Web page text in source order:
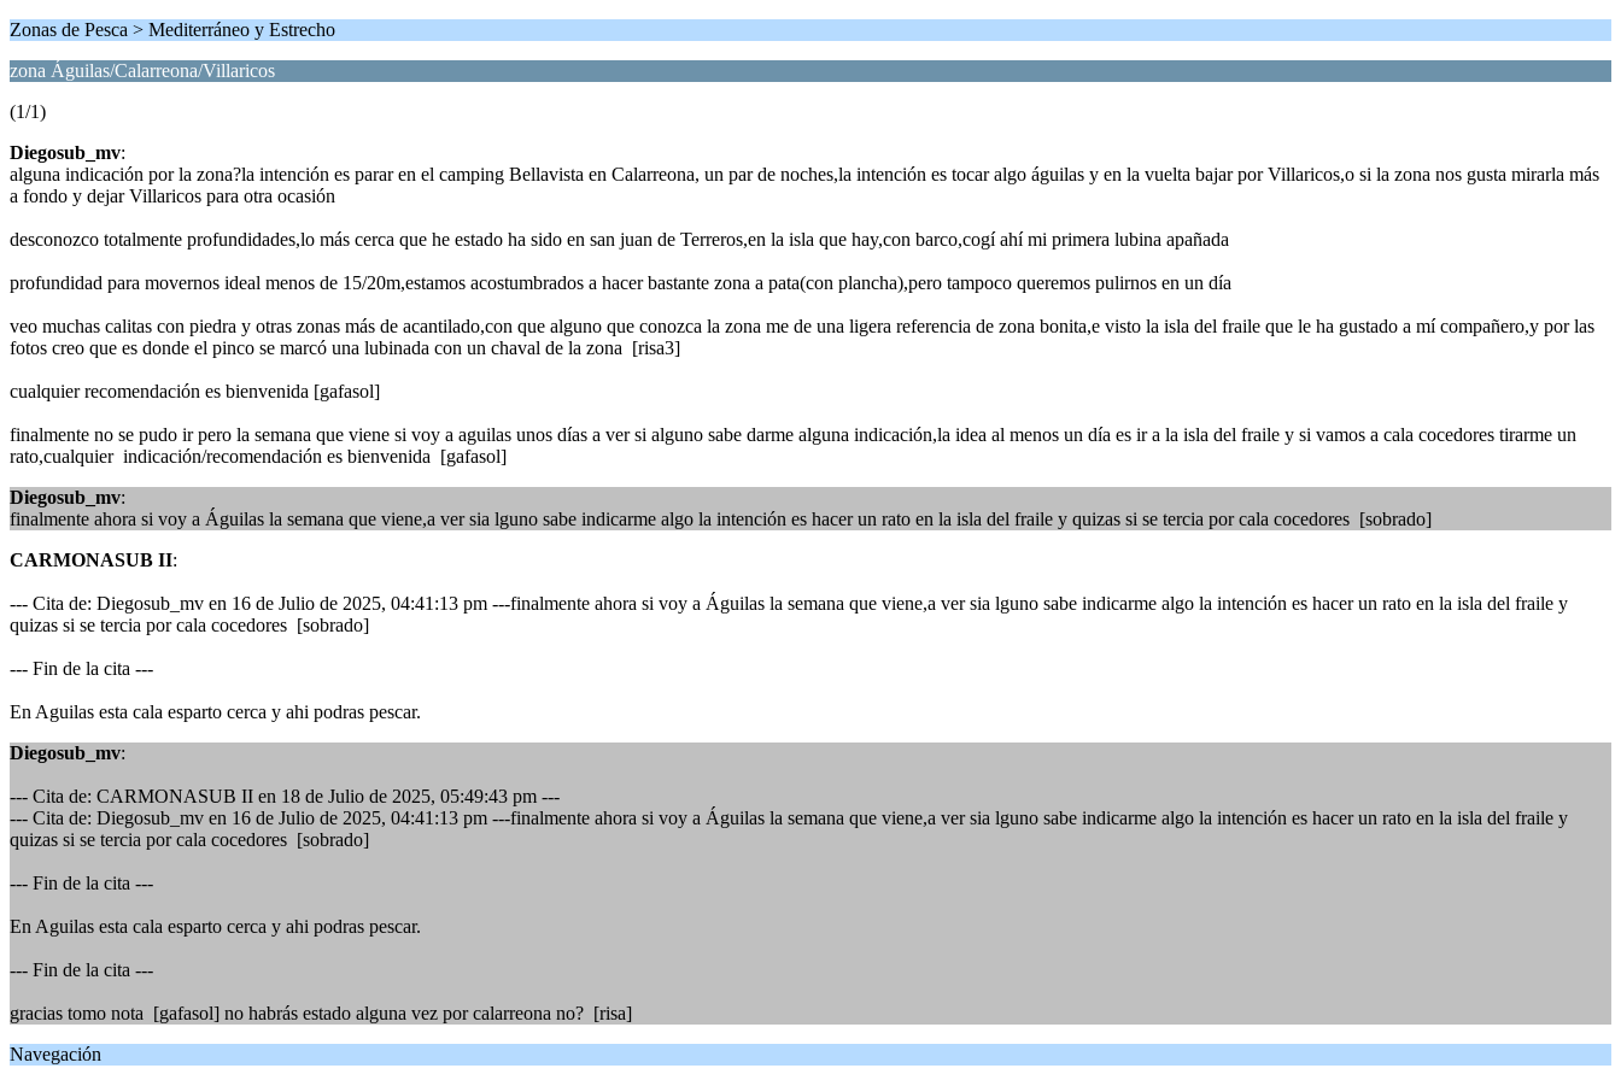
Zonas de Pesca > Mediterráneo y Estrecho
zona Águilas/Calarreona/Villaricos
(1/1)
Diegosub_mv:
alguna indicación por la zona?la intención es parar en el camping Bellavista en Calarreona, un par de noches,la intención es tocar algo águilas y en la vuelta bajar por Villaricos,o si la zona nos gusta mirarla más
a fondo y dejar Villaricos para otra ocasión
desconozco totalmente profundidades,lo más cerca que he estado ha sido en san juan de Terreros,en la isla que hay,con barco,cogí ahí mi primera lubina apañada
profundidad para movernos ideal menos de 15/20m,estamos acostumbrados a hacer bastante zona a pata(con plancha),pero tampoco queremos pulirnos en un día
veo muchas calitas con piedra y otras zonas más de acantilado,con que alguno que conozca la zona me de una ligera referencia de zona bonita,e visto la isla del fraile que le ha gustado a mí compañero,y por las
fotos creo que es donde el pinco se marcó una lubinada con un chaval de la zona [risa3]
cualquier recomendación es bienvenida [gafasol]
finalmente no se pudo ir pero la semana que viene si voy a aguilas unos días a ver si alguno sabe darme alguna indicación,la idea al menos un día es ir a la isla del fraile y si vamos a cala cocedores tirarme un
rato,cualquier indicación/recomendación es bienvenida [gafasol]
Diegosub_mv:
finalmente ahora si voy a Águilas la semana que viene,a ver sia lguno sabe indicarme algo la intención es hacer un rato en la isla del fraile y quizas si se tercia por cala cocedores [sobrado]
CARMONASUB II:
--- Cita de: Diegosub_mv en 16 de Julio de 2025, 04:41:13 pm ---finalmente ahora si voy a Águilas la semana que viene,a ver sia lguno sabe indicarme algo la intención es hacer un rato en la isla del fraile y
quizas si se tercia por cala cocedores [sobrado]
--- Fin de la cita ---
En Aguilas esta cala esparto cerca y ahi podras pescar.
Diegosub_mv:
--- Cita de: CARMONASUB II en 18 de Julio de 2025, 05:49:43 pm ---
--- Cita de: Diegosub_mv en 16 de Julio de 2025, 04:41:13 pm ---finalmente ahora si voy a Águilas la semana que viene,a ver sia lguno sabe indicarme algo la intención es hacer un rato en la isla del fraile y
quizas si se tercia por cala cocedores [sobrado]
--- Fin de la cita ---
En Aguilas esta cala esparto cerca y ahi podras pescar.
--- Fin de la cita ---
gracias tomo nota [gafasol] no habrás estado alguna vez por calarreona no? [risa]
Navegación